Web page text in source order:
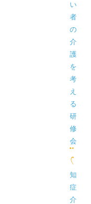
い
者
の
介
護
を
考
え
る
研
修
会
知
症
介